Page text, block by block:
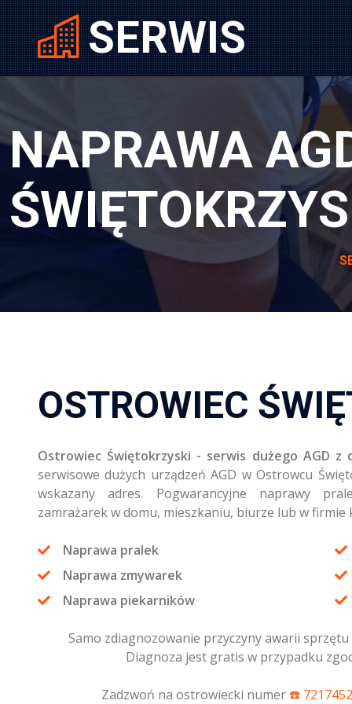
SERWIS
NAPRAWA
OSTROWIEC
Ostrowiec Świętokrzyski - serwis dużego AGD z
serwisowe dużych urządzeń AGD w Ostrowcu
wskazany adres. Pogwarancyjne naprawy
zamrażarek w domu, mieszkaniu, biurze lub w firmie
Naprawa pralek
Naprawa zmywarek
Naprawa piekarników
Samo zdiagnozowanie przyczyny awarii
Diagnoza jest gratis w przypadku
Zadzwoń na ostrowiecki numer☎️